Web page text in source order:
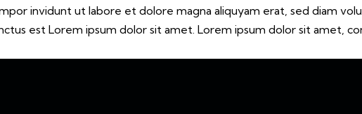
invidunt ut labore et dolore magna aliquyam erat, sed diam
est Lorem ipsum dolor sit amet. Lorem ipsum dolor sit amet,